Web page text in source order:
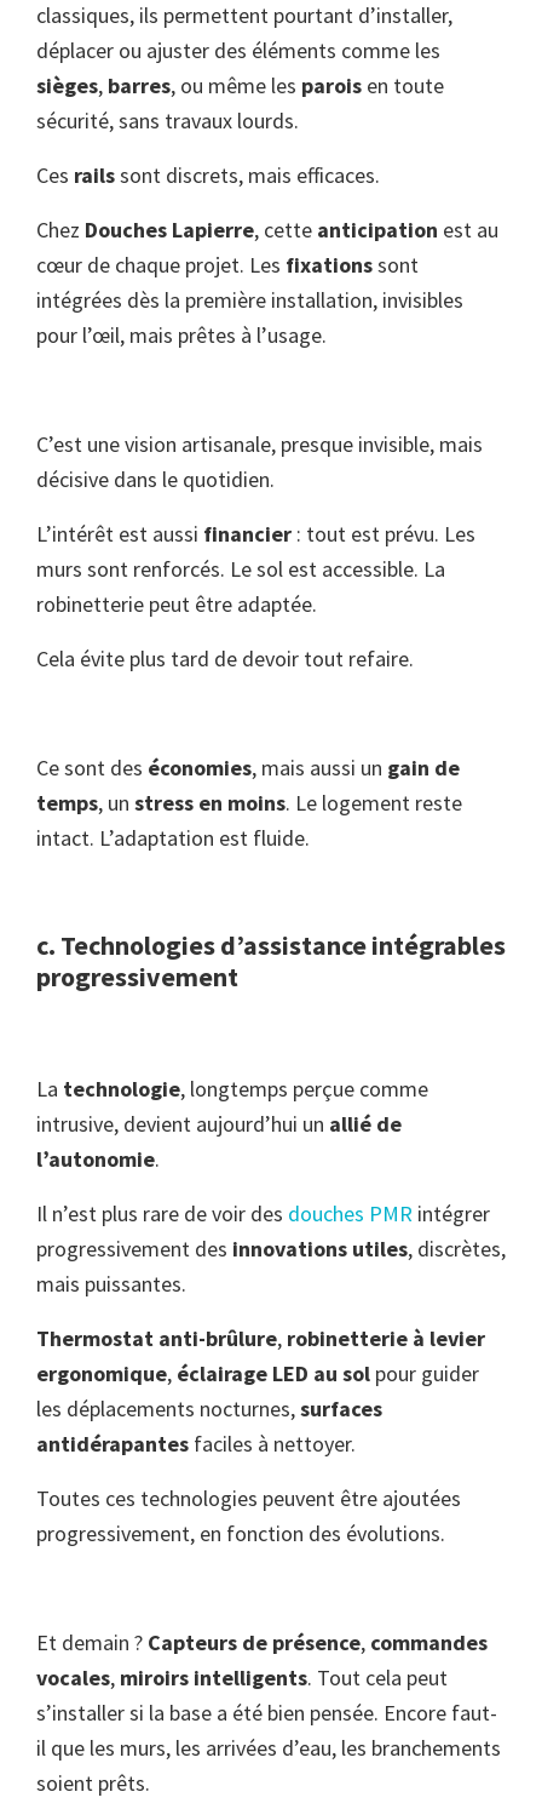
classiques, ils permettent pourtant d’installer,
déplacer ou ajuster des éléments comme les
sièges, barres, ou même les parois en toute
sécurité, sans travaux lourds.
Ces railssont discrets, mais efficaces.
Chez Douches Lapierre, cette anticipation est au
cœur de chaque projet. Les fixationssont
intégrées dès la première installation, invisibles
pour l’œil, mais prêtes à l’usage.
C’est une vision artisanale, presque invisible, mais
décisive dans le quotidien.
L’intérêt est aussi financier : tout est prévu. Les
murs sont renforcés. Le sol est accessible. La
robinetterie peut être adaptée.
Cela évite plus tard de devoir tout refaire.
Ce sont des économies, mais aussi un gain de
temps, un stress en moins. Le logement reste
intact. L’adaptation est fluide.
c. Technologies d’assistance intégrables
progressivement
La technologie, longtemps perçue comme
intrusive, devient aujourd’hui un allié de
l’autonomie.
Il n’est plus rare de voir des douches PMR intégrer
progressivement des innovations utiles, discrètes,
mais puissantes.
Thermostat anti-brûlure, robinetterie à levier
ergonomique, éclairage LED au sol pour guider
les déplacements nocturnes,surfaces
antidérapantes faciles à nettoyer.
Toutes ces technologies peuvent être ajoutées
progressivement, en fonction des évolutions.
Et demain ? Capteurs de présence, commandes
vocales, miroirs intelligents. Tout cela peut
s’installer si la base a été bien pensée. Encore faut-
il que les murs, les arrivées d’eau, les branchements
soient prêts.